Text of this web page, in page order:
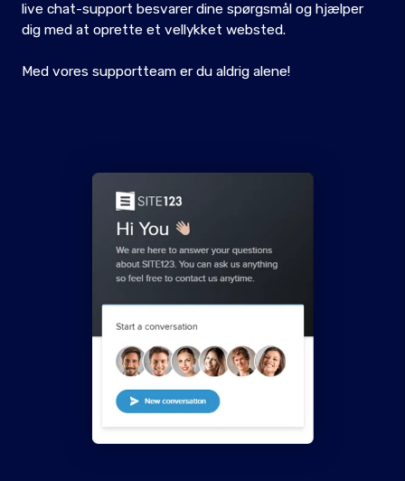
live chat-support besvarer dine spørgsmål og hjælper
dig med at oprette et vellykket websted.
Med vores supportteam er du aldrig alene!